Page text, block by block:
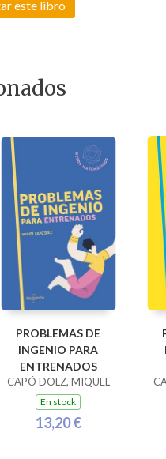
este libro
PROBLEMAS DE
INGENIO PARA
ENTRENADOS
CAPÓ DOLZ, MIQUEL
En stock
13,20 €